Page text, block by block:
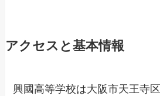
アクセスと基本情報
興國高等学校は大阪市天王寺